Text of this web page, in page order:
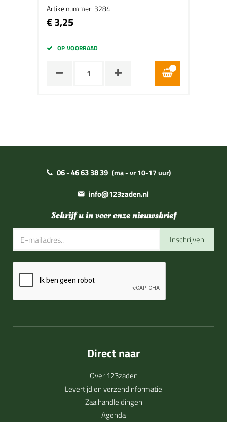
Artikelnummer: 3284
€ 3,25
OP VOORRAAD
06 - 46 63 38 39 (ma - vr 10-17 uur)
info@123zaden.nl
Schrijf u in voor onze nieuwsbrief
Inschrijven
Direct naar
Over 123zaden
Levertijd en verzendinformatie
Zaaihandleidingen
Agenda